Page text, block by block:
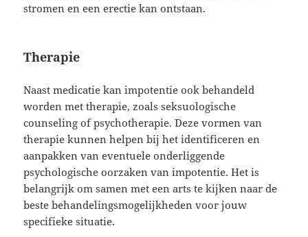
stromen en een erectie kan ontstaan.
Therapie
Naast medicatie kan impotentie ook behandeld
worden met therapie, zoals seksuologische
counseling of psychotherapie. Deze vormen van
therapie kunnen helpen bij het identificeren en
aanpakken van eventuele onderliggende
psychologische oorzaken van impotentie. Het is
belangrijk om samen met een arts te kijken naar de
beste behandelingsmogelijkheden voor jouw
specifieke situatie.